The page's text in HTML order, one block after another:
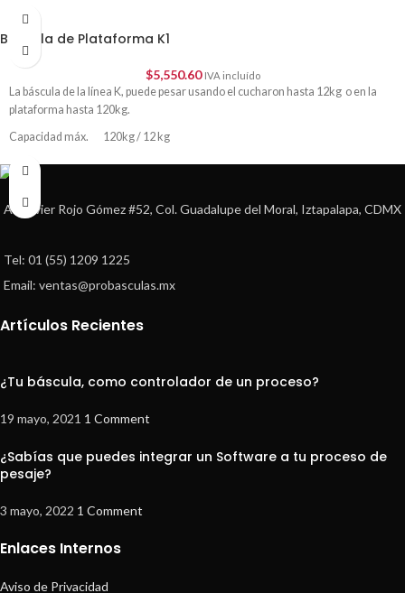
Tamaño del plato 150 mm
Báscula de Plataforma K1
$5,550.60 IVA incluído
La báscula de la línea K, puede pesar usando el cucharon hasta 12kg o en la
plataforma hasta 120kg.
Capacidad máx. 120kg / 12 kg
División mínima 100gr / 10gr
Av. Javier Rojo Gómez #52, Col. Guadalupe del Moral, Iztapalapa, CDMX
Tel: 01 (55) 1209 1225
Email: ventas@probasculas.mx
Artículos Recientes
¿Tu báscula, como controlador de un proceso?
19 mayo, 2021 1 Comment
¿Sabías que puedes integrar un Software a tu proceso de
pesaje?
3 mayo, 2022 1 Comment
Enlaces Internos
Aviso de Privacidad